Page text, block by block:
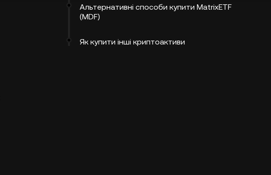
Альтернативні способи купити MatrixETF
(MDF)
Як купити інші криптоактиви